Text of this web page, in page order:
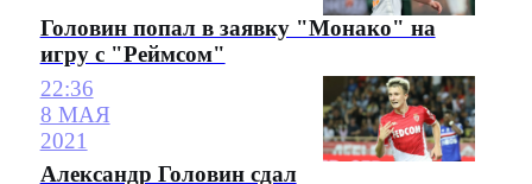
Головин попал в заявку "Монако" на
игру с "Реймсом"
22:36
8 МАЯ
2021
Александр Головин сдал